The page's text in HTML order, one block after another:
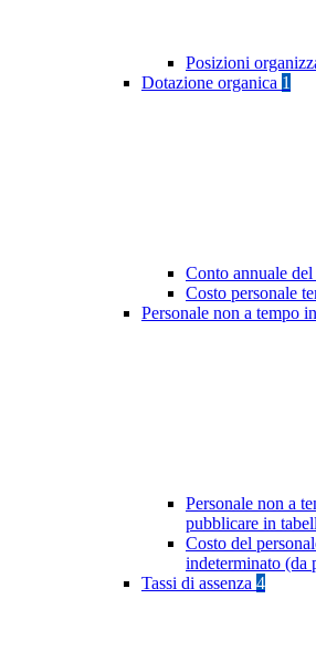
Posizioni
Dotazione organica 1
Conto annuale del
Costo personale
Personale non a tempo
Personale non a
pubblicare in
Costo del
indeterminato (da
Tassi di assenza 4